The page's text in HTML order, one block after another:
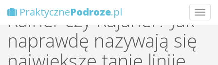
PraktycznePodroze.pl
Rainer czy Rajaner? Jak
naprawdę nazywają się